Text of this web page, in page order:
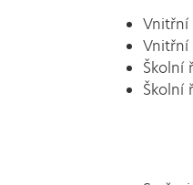
Vnitřní
Vnitřní
Školní
Školní